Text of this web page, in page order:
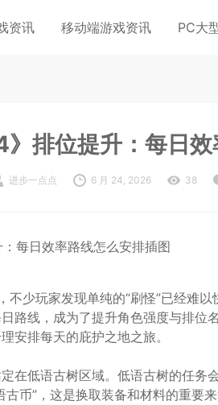
资讯 移动端游戏资讯 PC大
》排位提升：每日
进步一点点 6 月 24, 2026 38
不少玩家发现单纯的“刷怪”已经难
路线，成为了提升角色强度与排位
安排每天的庇护之地之旅。
在低语古树区域。低语古树的任务
币”，这是换取装备和材料的重要